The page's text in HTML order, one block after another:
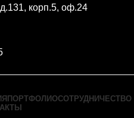
корп.5, оф.24
ПОРТФОЛИОСОТРУДНИЧЕСТВО